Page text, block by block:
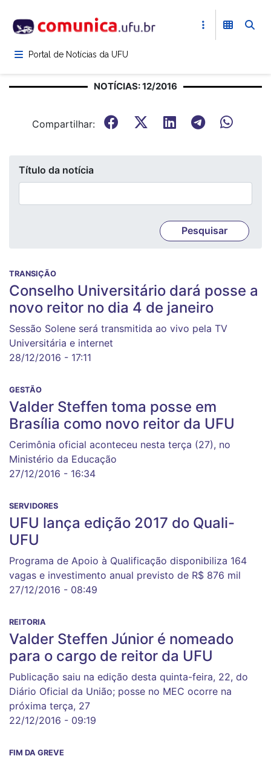
para
conteúdoPortal de Notícias da UFU
NOTÍCIAS: 12/2016
Compartilhar:
Título da notícia
TRANSIÇÃO
Conselho Universitário dará posse a
novo reitor no dia 4 de janeiro
Sessão Solene será transmitida ao vivo pela TV
Universitária e internet
28/12/2016 - 17:11
GESTÃO
Valder Steffen toma posse em
Brasília como novo reitor da UFU
Cerimônia oficial aconteceu nesta terça (27), no
Ministério da Educação
27/12/2016 - 16:34
SERVIDORES
UFU lança edição 2017 do Quali-
UFU
Programa de Apoio à Qualificação disponibiliza 164
vagas e investimento anual previsto de R$ 876 mil
27/12/2016 - 08:49
REITORIA
Valder Steffen Júnior é nomeado
para o cargo de reitor da UFU
Publicação saiu na edição desta quinta-feira, 22, do
Diário Oficial da União; posse no MEC ocorre na
próxima terça, 27
22/12/2016 - 09:19
FIM DA GREVE